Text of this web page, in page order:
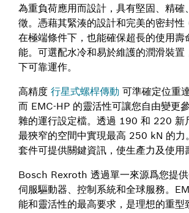
為重負荷應用而設計，具有堅固、精確
徵。憑藉其緊湊的設計和完美的密封
在極端條件下，也能確保超長的使用壽
能。可選配水冷和易於維護的潤滑裝置
下可靠運作。
高精度 行星式螺桿傳動 可準確定位重
而 EMC-HP 的靈活性可讓您自由變更
雜的運行設定檔。透過 190 和 220 新
最狹窄的空間中實現最高 250 kN 的力
套件可提供關鍵資訊，使生產力及使用
Bosch Rexroth 透過單一來源爲您提供
伺服驅動器、控制系統和全球服務。
能和靈活性的最高要求，是理想的重型